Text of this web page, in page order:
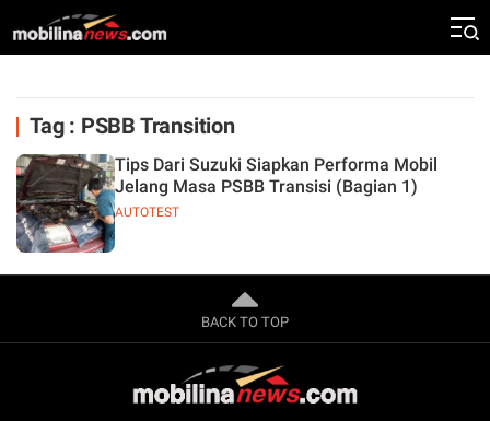
Tag : PSBB Transition
AUTOTEST
Tips Dari Suzuki Siapkan Performa Mobil
Jelang Masa PSBB Transisi (Bagian 1)
BACK TO TOP